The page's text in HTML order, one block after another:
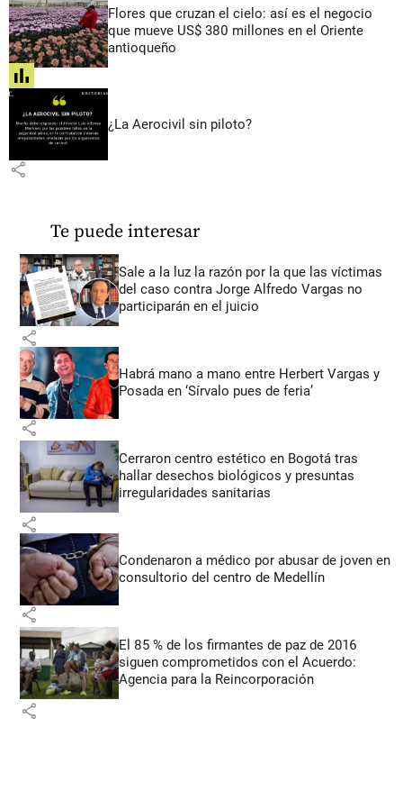
Flores que cruzan el cielo: así es el negocio
que mueve US$ 380 millones en el Oriente
antioqueño
share
¿La Aerocivil sin piloto?
share
Te puede interesar
Sale a la luz la razón por la que las víctimas
del caso contra Jorge Alfredo Vargas no
participarán en el juicio
share
Habrá mano a mano entre Herbert Vargas y
Posada en ‘Sírvalo pues de feria’
share
Cerraron centro estético en Bogotá tras
hallar desechos biológicos y presuntas
irregularidades sanitarias
share
Condenaron a médico por abusar de joven en
consultorio del centro de Medellín
share
El 85 % de los firmantes de paz de 2016
siguen comprometidos con el Acuerdo:
Agencia para la Reincorporación
share